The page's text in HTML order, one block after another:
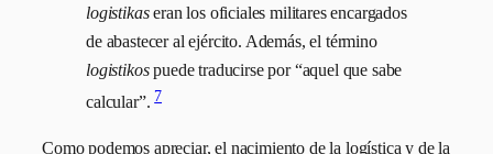
logistikaseran los oficiales militares encargados
de abastecer al ejército. Además, el término
logistikospuede traducirse por “aquel que sabe
calcular”.7
Como podemos apreciar, el nacimiento de la logística y de la